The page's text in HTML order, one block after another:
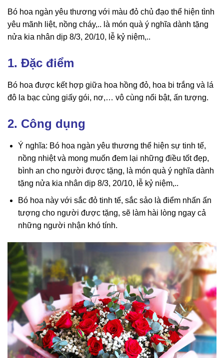
Bó hoa ngàn yêu thương với màu đỏ chủ đạo thể hiện tình
yêu mãnh liệt, nồng cháy,.. là món quà ý nghĩa dành tặng
nửa kia nhân dịp 8/3, 20/10, lễ kỷ niệm,..
1. Đặc điểm
Bó hoa được kết hợp giữa hoa hồng đỏ, hoa bi trắng và lá
đô la bạc cùng giấy gói, nơ,… vô cùng nổi bật, ấn tượng.
2. Công dụng
Ý nghĩa: Bó hoa ngàn yêu thương thể hiện sự tinh tế,
nồng nhiệt và mong muốn đem lại những điều tốt đẹp,
bình an cho người được tặng, là món quà ý nghĩa dành
tặng nửa kia nhân dịp 8/3, 20/10, lễ kỷ niệm,..
Bó hoa này với sắc đỏ tinh tế, sắc sảo là điểm nhấn ấn
tượng cho người được tặng, sẽ làm hài lòng ngay cả
những người nhận khó tính.